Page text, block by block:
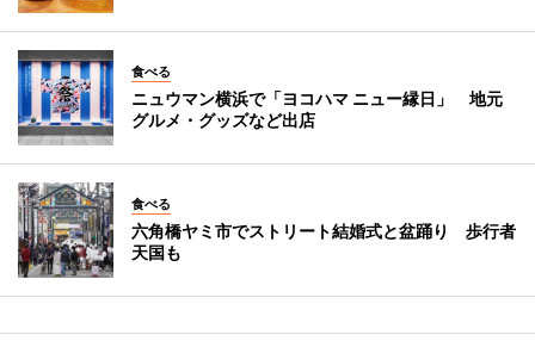
食べる
ニュウマン横浜で「ヨコハマ ニュー縁日」 地元
グルメ・グッズなど出店
食べる
六角橋ヤミ市でストリート結婚式と盆踊り 歩行者
天国も